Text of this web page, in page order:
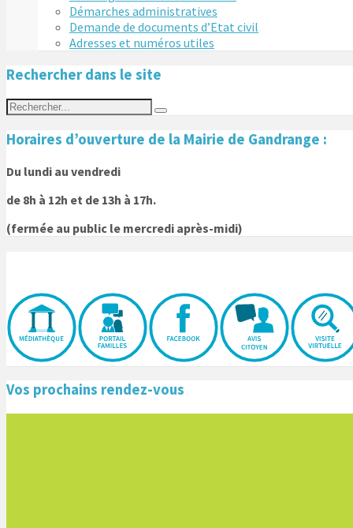
Démarches administratives
Demande de documents d’Etat civil
Adresses et numéros utiles
Rechercher dans le site
Horaires d’ouverture de la Mairie de Gandrange :
Du lundi au vendredi
de 8h à 12h et de 13h à 17h.
(fermée au public le mercredi après-midi)
Vos prochains rendez-vous